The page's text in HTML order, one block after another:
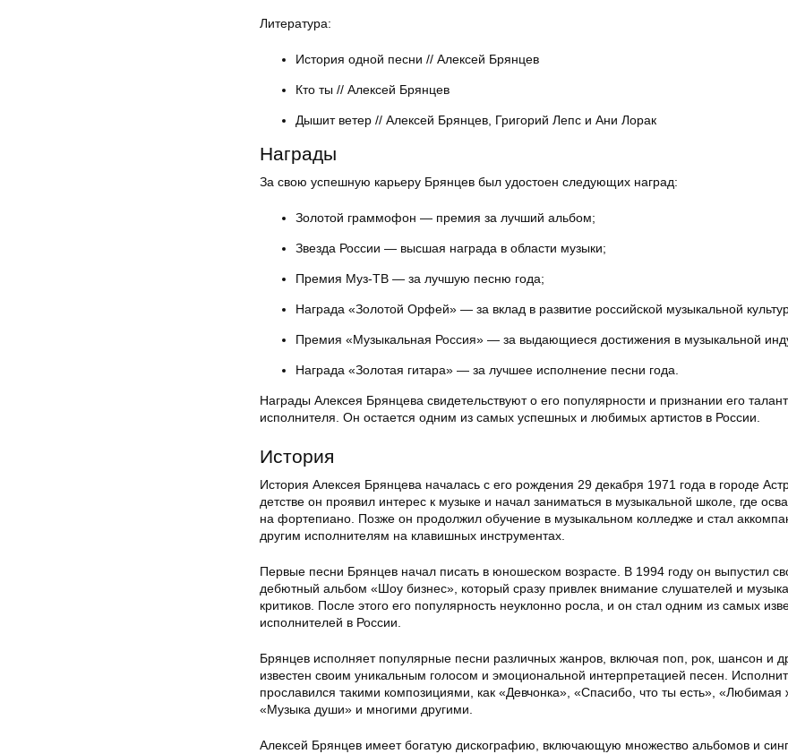
Литература:
История одной песни // Алексей Брянцев
Кто ты // Алексей Брянцев
Дышит ветер // Алексей Брянцев, Григорий Лепс и Ани Лорак
Награды
За свою успешную карьеру Брянцев был удостоен следующих наград:
Золотой граммофон — премия за лучший альбом;
Звезда России — высшая награда в области музыки;
Премия Муз-ТВ — за лучшую песню года;
Награда «Золотой Орфей» — за вклад в развитие российской музыкальной
Премия «Музыкальная Россия» — за выдающиеся достижения в музыкальной
Награда «Золотая гитара» — за лучшее исполнение песни года.
Награды Алексея Брянцева свидетельствуют о его популярности и признании его
исполнителя. Он остается одним из самых успешных и любимых артистов в России.
История
История Алексея Брянцева началась с его рождения 29 декабря 1971 года в городе
детстве он проявил интерес к музыке и начал заниматься в музыкальной школе, где
на фортепиано. Позже он продолжил обучение в музыкальном колледже и стал
другим исполнителям на клавишных инструментах.
Первые песни Брянцев начал писать в юношеском возрасте. В 1994 году он выпустил
дебютный альбом «Шоу бизнес», который сразу привлек внимание слушателей и
критиков. После этого его популярность неуклонно росла, и он стал одним из самых
исполнителей в России.
Брянцев исполняет популярные песни различных жанров, включая поп, рок, шансон и
известен своим уникальным голосом и эмоциональной интерпретацией песен.
прославился такими композициями, как «Девчонка», «Спасибо, что ты есть»,
«Музыка души» и многими другими.
Алексей Брянцев имеет богатую дискографию, включающую множество альбомов и